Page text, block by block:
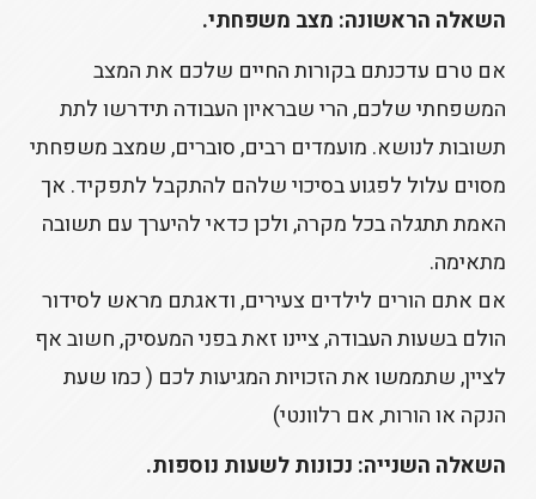
השאלה הראשונה: מצב משפחתי.
אם טרם עדכנתם בקורות החיים שלכם את המצב
המשפחתי שלכם, הרי שבראיון העבודה תידרשו לתת
תשובות לנושא. מועמדים רבים, סוברים, שמצב משפחתי
מסוים עלול לפגוע בסיכוי שלהם להתקבל לתפקיד. אך
האמת תתגלה בכל מקרה, ולכן כדאי להיערך עם תשובה
מתאימה.
אם אתם הורים לילדים צעירים, ודאגתם מראש לסידור
הולם בשעות העבודה, ציינו זאת בפני המעסיק, חשוב אף
לציין, שתממשו את הזכויות המגיעות לכם ( כמו שעת
הנקה או הורות, אם רלוונטי)
השאלה השנייה: נכונות לשעות נוספות.